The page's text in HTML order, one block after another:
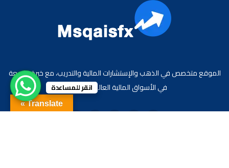
الموقع متخصص في الذهب والإستشارات المالية والتدريب، مع خبرة واسعة
في الأسواق المالية العالمية والعربية.
Translate »
انقر للمساعدة